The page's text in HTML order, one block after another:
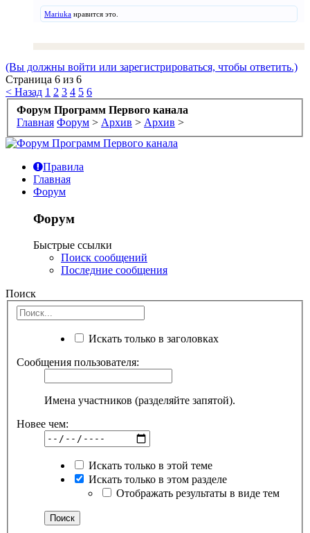
Mariuka нравится это.
(Вы должны войти или зарегистрироваться, чтобы ответить.)
Страница 6 из 6
< Назад 1 2 3 4 5 6
Форум Программ Первого канала
Главная Форум > Архив > Архив >
Правила
Главная
Форум
Форум
Быстрые ссылки
Поиск сообщений
Последние сообщения
Поиск
Искать только в заголовках
Сообщения пользователя:
Имена участников (разделяйте запятой).
Новее чем:
Искать только в этой теме
Искать только в этом разделе
Отображать результаты в виде тем